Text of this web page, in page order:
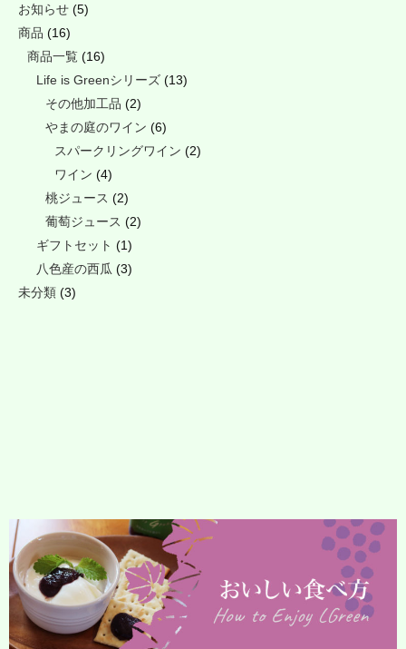
お知らせ (5)
商品 (16)
商品一覧 (16)
Life is Greenシリーズ (13)
その他加工品 (2)
やまの庭のワイン (6)
スパークリングワイン (2)
ワイン (4)
桃ジュース (2)
葡萄ジュース (2)
ギフトセット (1)
八色産の西瓜 (3)
未分類 (3)